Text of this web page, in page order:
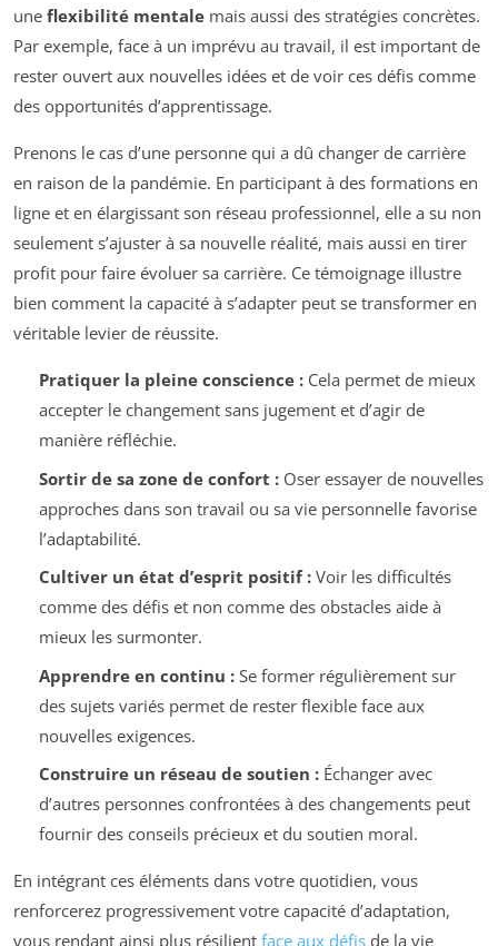
une flexibilité mentale mais aussi des stratégies concrètes.
Par exemple, face à un imprévu au travail, il est important de
rester ouvert aux nouvelles idées et de voir ces défis comme
des opportunités d’apprentissage.
Prenons le cas d’une personne qui a dû changer de carrière
en raison de la pandémie. En participant à des formations en
ligne et en élargissant son réseau professionnel, elle a su non
seulement s’ajuster à sa nouvelle réalité, mais aussi en tirer
profit pour faire évoluer sa carrière. Ce témoignage illustre
bien comment la capacité à s’adapter peut se transformer en
véritable levier de réussite.
Pratiquer la pleine conscience :Cela permet de mieux
accepter le changement sans jugement et d’agir de
manière réfléchie.
Sortir de sa zone de confort :Oser essayer de nouvelles
approches dans son travail ou sa vie personnelle favorise
l’adaptabilité.
Cultiver un état d’esprit positif :Voir les difficultés
comme des défis et non comme des obstacles aide à
mieux les surmonter.
Apprendre en continu :Se former régulièrement sur
des sujets variés permet de rester flexible face aux
nouvelles exigences.
Construire un réseau de soutien :Échanger avec
d’autres personnes confrontées à des changements peut
fournir des conseils précieux et du soutien moral.
En intégrant ces éléments dans votre quotidien, vous
renforcerez progressivement votre capacité d’adaptation,
vous rendant ainsi plus résilient face aux défis de la vie